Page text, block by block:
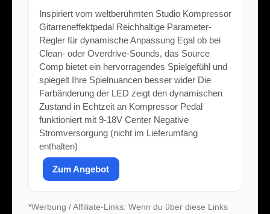
Inspiriert vom weltberühmten Studio Kompressor
Gitarreneffektpedal Reichhaltige Parameter-
Regler für dynamische Anpassung Egal ob bei
Clean- oder Overdrive-Sounds, das Source
Comp bietet ein hervorragendes Spielgefühl und
spiegelt Ihre Spielnuancen besser wider Die
Farbänderung der LED zeigt den dynamischen
Zustand in Echtzeit an Kompressor Pedal
funktioniert mit 9-18V Center Negative
Stromversorgung (nicht im Lieferumfang
enthalten)
Zum Angebot
*Werbung / Affiliate-Links: Wenn du über diese Links